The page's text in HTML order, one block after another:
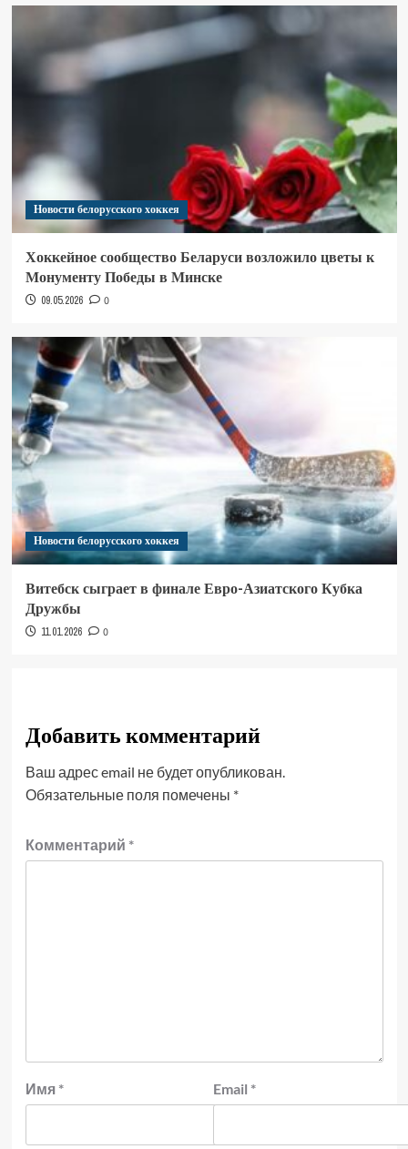
Новости белорусского хоккея
Хоккейное сообщество Беларуси возложило цветы к
Монументу Победы в Минске
09.05.2026 0
Новости белорусского хоккея
Витебск сыграет в финале Евро-Азиатского Кубка
Дружбы
11.01.2026 0
Добавить комментарий
Ваш адрес email не будет опубликован.
Обязательные поля помечены *
Комментарий *
Имя * Email *